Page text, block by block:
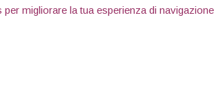
migliorare la tua esperienza di